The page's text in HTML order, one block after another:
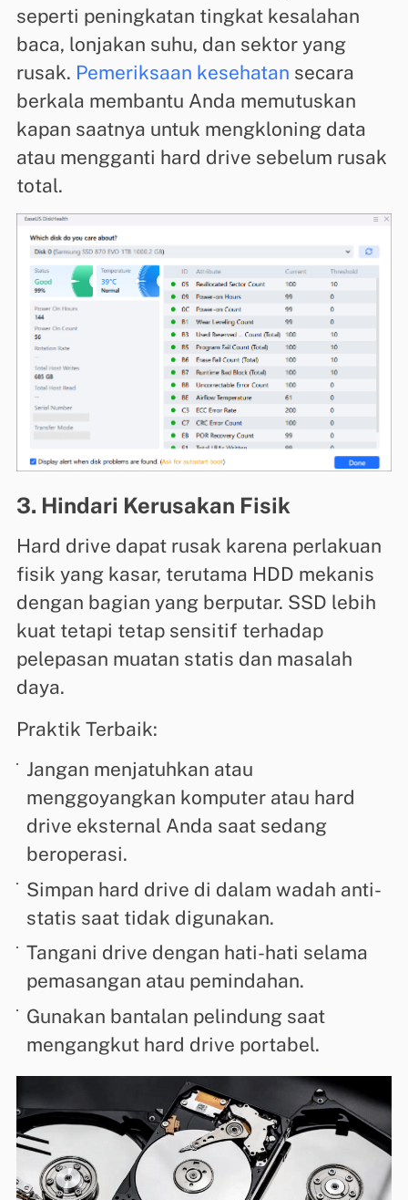
seperti peningkatan tingkat kesalahan
baca, lonjakan suhu, dan sektor yang
rusak. Pemeriksaan kesehatan secara
berkala membantu Anda memutuskan
kapan saatnya untuk mengkloning data
atau mengganti hard drive sebelum rusak
total.
3. Hindari Kerusakan Fisik
Hard drive dapat rusak karena perlakuan
fisik yang kasar, terutama HDD mekanis
dengan bagian yang berputar. SSD lebih
kuat tetapi tetap sensitif terhadap
pelepasan muatan statis dan masalah
daya.
Praktik Terbaik:
Jangan menjatuhkan atau
menggoyangkan komputer atau hard
drive eksternal Anda saat sedang
beroperasi.
Simpan hard drive di dalam wadah anti-
statis saat tidak digunakan.
Tangani drive dengan hati-hati selama
pemasangan atau pemindahan.
Gunakan bantalan pelindung saat
mengangkut hard drive portabel.